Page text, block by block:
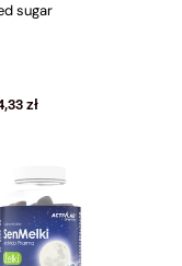
sugar
zł